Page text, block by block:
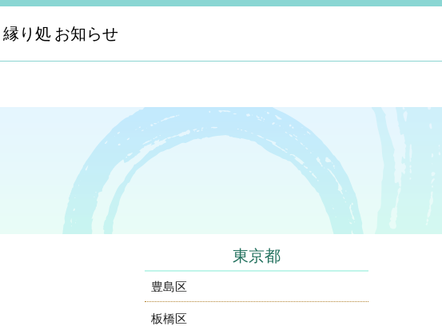
縁り処 お知らせ
東京都
豊島区
板橋区